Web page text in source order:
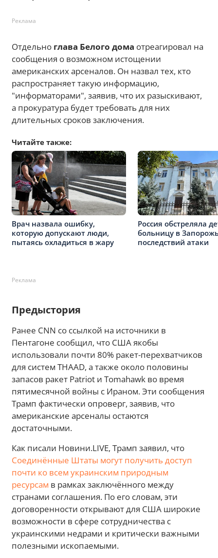
Реклама
Отдельно глава Белого дома отреагировал на
сообщения о возможном истощении
американских арсеналов. Он назвал тех, кто
распространяет такую информацию,
"информаторами", заявив, что их разыскивают,
а прокуратура будет требовать для них
длительных сроков заключения.
Читайте также:
Врач назвала ошибку,
которую допускают люди,
пытаясь охладиться в жару
Россия обстреляла
больницу в
последствий атаки
Реклама
Предыстория
Ранее CNN со ссылкой на источники в
Пентагоне сообщил, что США якобы
использовали почти 80% ракет-перехватчиков
для систем THAAD, а также около половины
запасов ракет Patriot и Tomahawk во время
пятимесячной войны с Ираном. Эти сообщения
Трамп фактически опроверг, заявив, что
американские арсеналы остаются
достаточными.
Как писали Новини.LIVE, Трамп заявил, что
Соединённые Штаты могут получить доступ
почти ко всем украинским природным
ресурсам в рамках заключённого между
странами соглашения. По его словам, эти
договоренности открывают для США широкие
возможности в сфере сотрудничества с
украинскими недрами и критически важными
полезными ископаемыми.